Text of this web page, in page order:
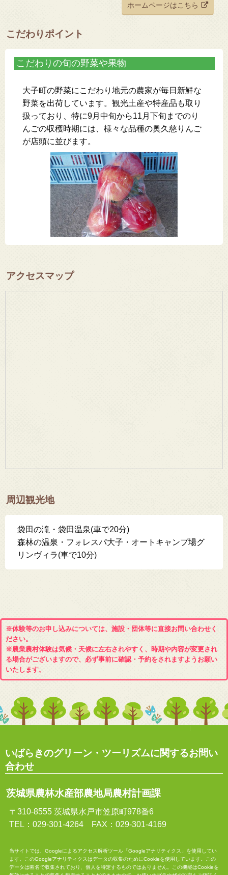
ホームページはこちら
こだわりポイント
こだわりの旬の野菜や果物
大子町の野菜にこだわり地元の農家が毎日新鮮な
野菜を出荷しています。観光土産や特産品も取り
扱っており、特に9月中旬から11月下旬までのり
んごの収穫時期には、様々な品種の奥久慈りんご
が店頭に並びます。
アクセスマップ
周辺観光地
袋田の滝・袋田温泉(車で20分)
森林の温泉・フォレスパ大子・オートキャンプ場グ
リンヴィラ(車で10分)
※体験等のお申し込みについては、施設・団体等に直接お問い合わせく
ださい。
※農業農村体験は気候・天候に左右されやすく、時期や内容が変更され
る場合がございますので、必ず事前に確認・予約をされますようお願い
いたします。
いばらきのグリーン・ツーリズムに関するお問い
合わせ
茨城県農林水産部農地局農村計画課
〒310-8555 茨城県水戸市笠原町978番6
TEL：029-301-4264 FAX：029-301-4169
当サイトでは、Googleによるアクセス解析ツール「Googleアナリティクス」を使用してい
ます。このGoogleアナリティクスはデータの収集のためにCookieを使用しています。この
データは匿名で収集されており、個人を特定するものではありません。この機能はCookieを